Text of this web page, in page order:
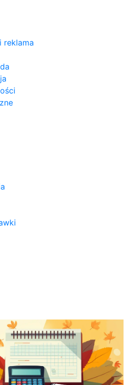
reklama